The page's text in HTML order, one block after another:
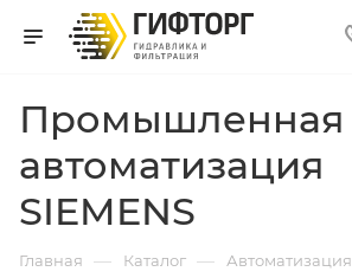
Промышленная
автоматизация
SIEMENS
Главная — Каталог — Автоматизация